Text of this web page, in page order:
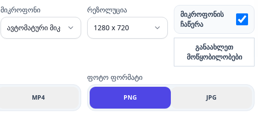
მიკროფონი რეზოლუცია
მიკროფონის
ჩაწერა
განაახლეთ
მოწყობილობები
MP4
ფოტო ფორმატი
PNG JPG